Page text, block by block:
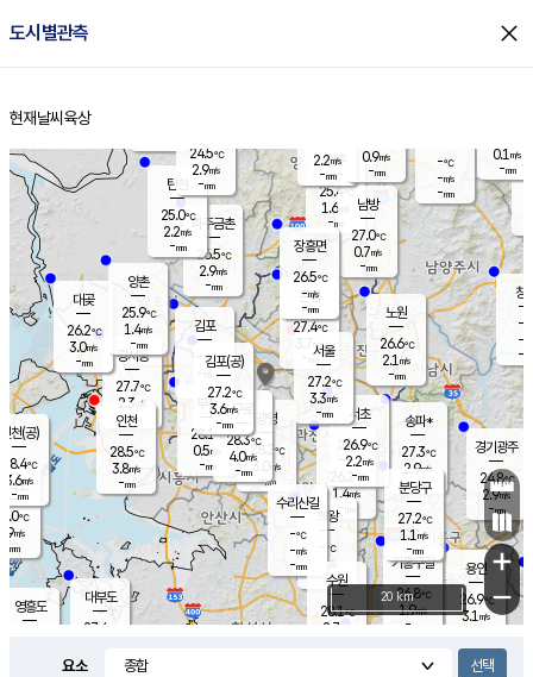
도시별관측 close
홈
현재날씨 육상
의도
℃
m/s
mm
영흥도
양주
25.4℃
1.6
-mm
과천
26.2℃
1.4m/s
- mm
용인
26.9℃
3.1 m/s
경기광주
24.8℃
2.9m/s
-mm
대부도
27.4
경서동
27.7℃
2.3 m/s
-mm
파주금촌
26.5℃
2.9m/s
-mm
-℃
-m/s
-mm
대곶
26.2℃
3.0m/s
-mm
창
-
-m/
-
탄현
25.0℃
2.2m/s
-mm
0.1 m/s
-mm
의왕
- ℃
m/s
mm
김포
- ℃
-m/s
mm
광명
28.2 ℃
3.0 m/s
-mm
부천
28.1℃
0.5m/s
-mm
양촌
25.9℃
1.4m/s
-mm
구로
28.3℃
4.0m/s
-mm
은평
27.4℃
3.7 m/s
- mm
노원
26.6℃
2.1 m/s
-mm
송파*
27.3℃
2.9m/s
-mm
서초
26.9℃
2.2m/s
-mm
남방
27.0℃
0.7m/s
-mm
기흥구갈
26.8℃
1.9m/s
-
수리산길
-℃
-m/s
-mm
분당구
27.2℃
1.1 m/s
-mm
장흥면
26.5℃
-m/s
-mm
2.2m/s
-mm
인천(공)
28.4℃
3.6m/s
-mm
김포(공)
27.2℃
3.6m/s
-mm
수원
28.1℃
2.7 m/s
인천
28.5℃
3.8m/s
-mm
서울
27.2℃
3.3m/s
-mm
24.5℃
2.9m/s
-mm
0.9m/s
-mm
+
−
20 km
요소